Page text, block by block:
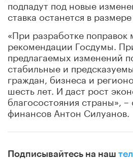
подпадут под новые
ставка останется в размере
«При разработке
рекомендации Госдумы.
предлагаемых изменений
стабильные и
граждан, бизнеса и
шесть лет. И даст рост
благосостояния страны»,
финансов Антон Силуанов.
Подписывайтесь на наш